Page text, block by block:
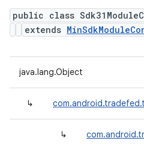
public class
extends
java.lang.Object
↳
↳